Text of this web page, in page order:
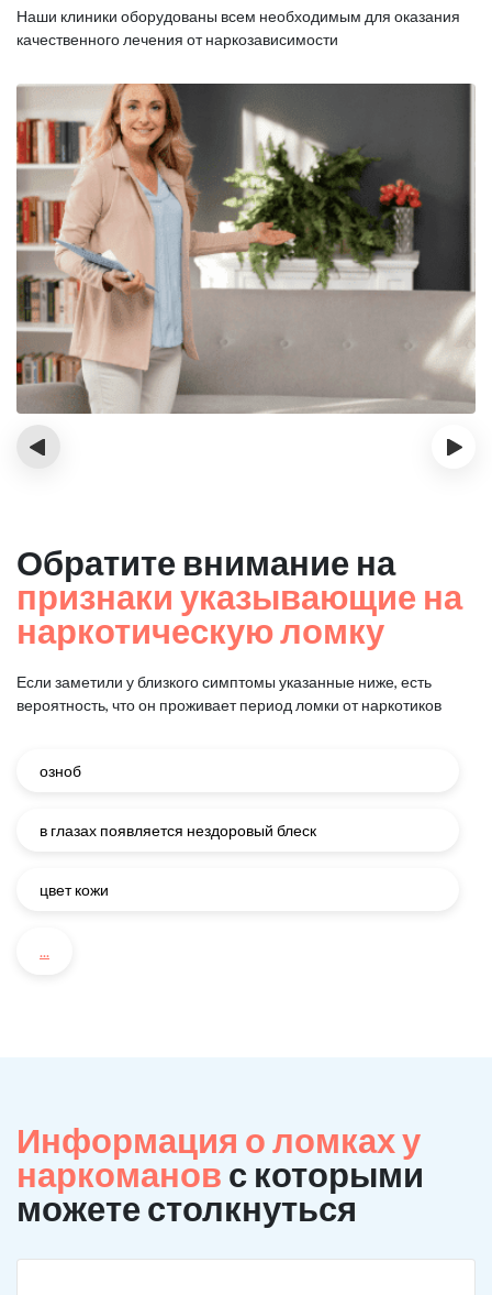
Наши клиники оборудованы всем необходимым для оказания
качественного лечения от наркозависимости
‹ ›
Обратите внимание на
признаки указывающие на
наркотическую ломку
Если заметили у близкого симптомы указанные ниже, есть
вероятность, что он проживает период ломки от наркотиков
озноб
в глазах появляется нездоровый блеск
цвет кожи
...
Информация о ломках у
наркоманов с которыми
можете столкнуться